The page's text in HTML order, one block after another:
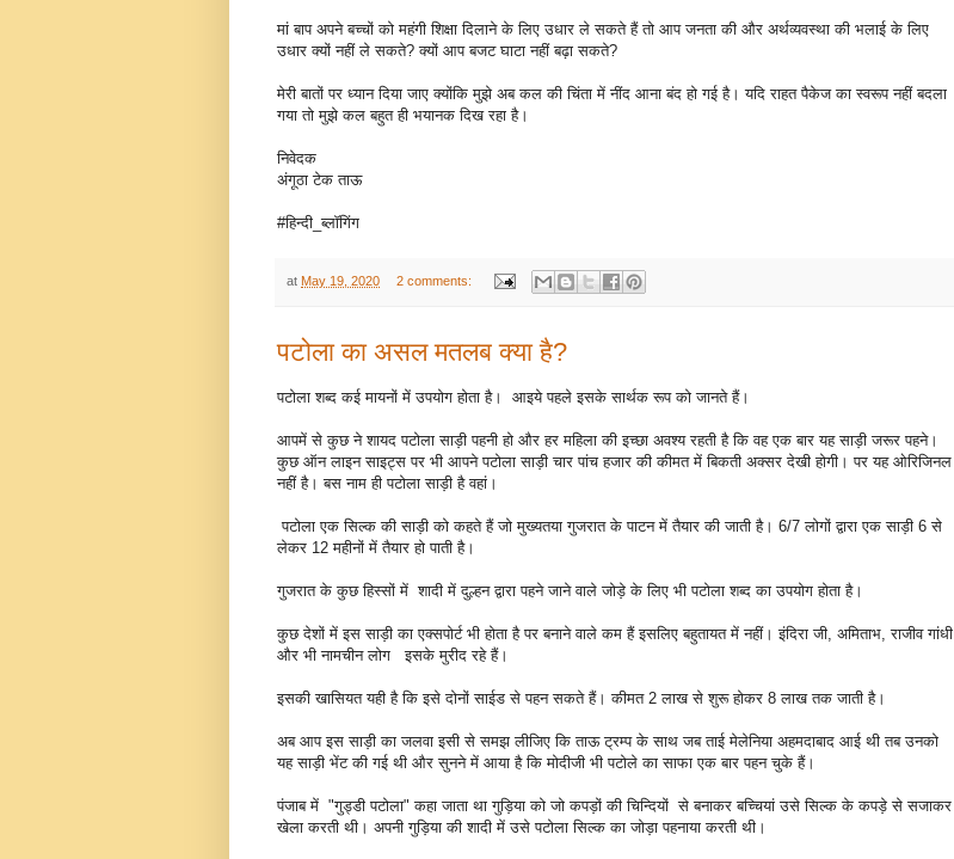
मां बाप अपने बच्चों को महंगी शिक्षा दिलाने के लिए उधार ले सकते हैं तो आप जनता की और अर्थव्यवस्था की भलाई के लिए
उधार क्यों नहीं ले सकते? क्यों आप बजट घाटा नहीं बढ़ा सकते?
मेरी बातों पर ध्यान दिया जाए क्योंकि मुझे अब कल की चिंता में नींद आना बंद हो गई है। यदि राहत पैकेज का स्वरूप नहीं बदला
गया तो मुझे कल बहुत ही भयानक दिख रहा है।
निवेदक
अंगूठा टेक ताऊ
#हिन्दी_ब्लॉगिंग
at May 19, 2020 2 comments:
पटोला का असल मतलब क्या है?
पटोला शब्द कई मायनों में उपयोग होता है। आइये पहले इसके सार्थक रूप को जानते हैं।
आपमें से कुछ ने शायद पटोला साड़ी पहनी हो और हर महिला की इच्छा अवश्य रहती है कि वह एक बार यह साड़ी जरूर पहने।
कुछ ऑन लाइन साइट्स पर भी आपने पटोला साड़ी चार पांच हजार की कीमत में बिकती अक्सर देखी होगी। पर यह ओरिजिनल
नहीं है। बस नाम ही पटोला साड़ी है वहां।
पटोला एक सिल्क की साड़ी को कहते हैं जो मुख्यतया गुजरात के पाटन में तैयार की जाती है। 6/7 लोगों द्वारा एक साड़ी 6 से
लेकर 12 महीनों में तैयार हो पाती है।
गुजरात के कुछ हिस्सों में शादी में दुल्हन द्वारा पहने जाने वाले जोड़े के लिए भी पटोला शब्द का उपयोग होता है।
कुछ देशों में इस साड़ी का एक्सपोर्ट भी होता है पर बनाने वाले कम हैं इसलिए बहुतायत में नहीं। इंदिरा जी, अमिताभ, राजीव गांधी
और भी नामचीन लोग इसके मुरीद रहे हैं।
इसकी खासियत यही है कि इसे दोनों साईड से पहन सकते हैं। कीमत 2 लाख से शुरू होकर 8 लाख तक जाती है।
अब आप इस साड़ी का जलवा इसी से समझ लीजिए कि ताऊ ट्रम्प के साथ जब ताई मेलेनिया अहमदाबाद आई थी तब उनको
यह साड़ी भेंट की गई थी और सुनने में आया है कि मोदीजी भी पटोले का साफा एक बार पहन चुके हैं।
पंजाब में "गुड्डी पटोला" कहा जाता था गुड़िया को जो कपड़ों की चिन्दियों से बनाकर बच्चियां उसे सिल्क के कपड़े से सजाकर
खेला करती थी। अपनी गुड़िया की शादी में उसे पटोला सिल्क का जोड़ा पहनाया करती थी।